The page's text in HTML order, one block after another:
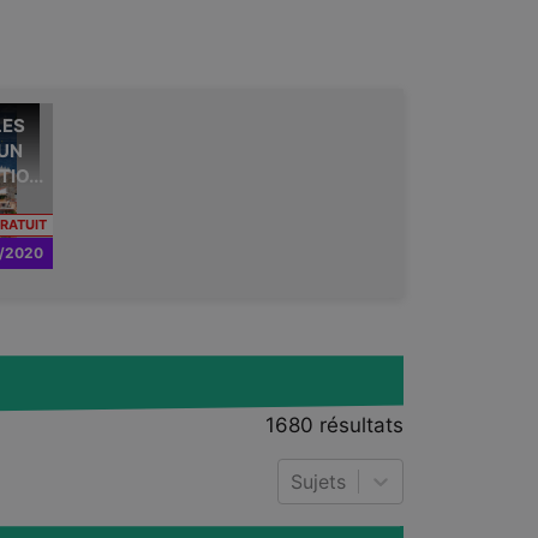
CONTENU RÉSERVÉ AUX INSCRITS
2020
1680 résultats
Sujets